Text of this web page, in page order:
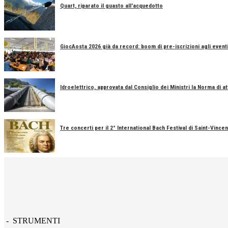
Quart, riparato il guasto all'acquedotto
GiocAosta 2026 già da record: boom di pre-iscrizioni agli eventi
Idroelettrico, approvata dal Consiglio dei Ministri la Norma di
Tre concerti per il 2° International Bach Festival di Saint-
- STRUMENTI